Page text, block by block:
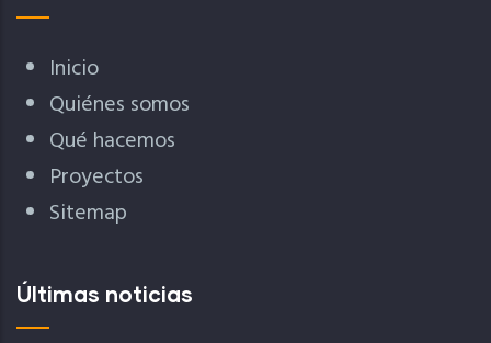
Inicio
Quiénes somos
Qué hacemos
Proyectos
Sitemap
Últimas noticias